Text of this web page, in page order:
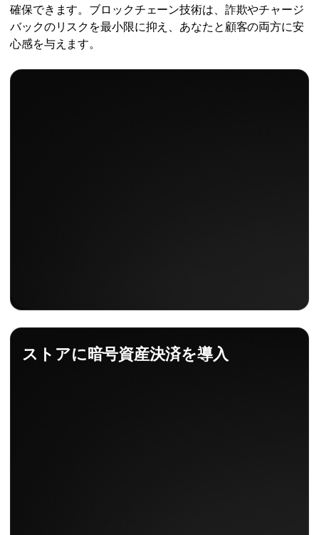
確保できます。ブロックチェーン技術は、詐欺やチャージ
バックのリスクを最小限に抑え、あなたと顧客の両方に安
心感を与えます。
ストアに暗号資産決済を導入